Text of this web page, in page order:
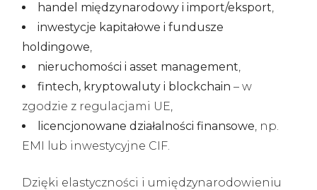
handel międzynarodowy i import/eksport,
inwestycje kapitałowe i fundusze
holdingowe,
nieruchomości i asset management,
fintech, kryptowaluty i blockchain – w
zgodzie z regulacjami UE,
licencjonowane działalności finansowe, np.
EMI lub inwestycyjne CIF.
Dzięki elastyczności i umiędzynarodowieniu